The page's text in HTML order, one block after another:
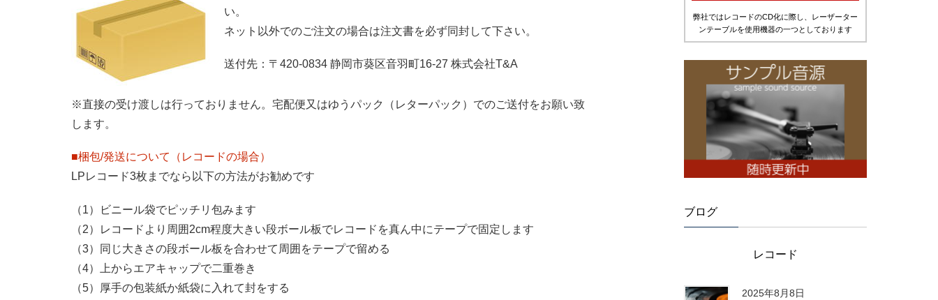
い。
ネット以外でのご注文の場合は注文書を必ず同封して下さい。
送付先：〒420-0834 静岡市葵区音羽町16-27 株式会社T&A
※直接の受け渡しは行っておりません。宅配便又はゆうパック（レターパック）でのご送付をお願い致
します。
■梱包/発送について（レコードの場合）
LPレコード3枚までなら以下の方法がお勧めです
（1）ビニール袋でピッチリ包みます
（2）レコードより周囲2cm程度大きい段ボール板でレコードを真ん中にテープで固定します
（3）同じ大きさの段ボール板を合わせて周囲をテープで留める
（4）上からエアキャップで二重巻き
（5）厚手の包装紙か紙袋に入れて封をする
弊社ではレコードのCD化に際し、レーザーター
ンテーブルを使用機器の一つとしております
ブログ
レコード
2025年8月8日